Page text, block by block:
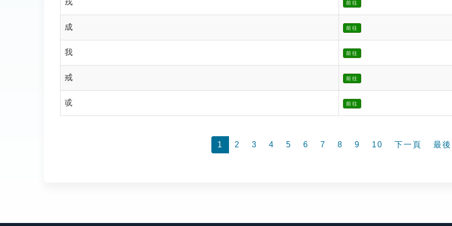
戎 前往
成 前往
我 前往
戒 前往
戓 前往
1 2 3 4 5 6 7 8 9 10 下一頁 最